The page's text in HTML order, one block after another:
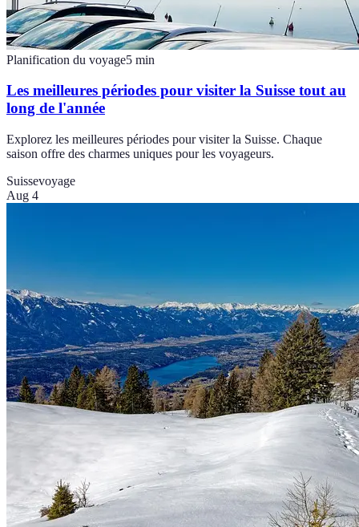
Planification du voyage5 min
Les meilleures périodes pour visiter la Suisse tout au
long de l'année
Explorez les meilleures périodes pour visiter la Suisse. Chaque
saison offre des charmes uniques pour les voyageurs.
Suissevoyage
Aug 4